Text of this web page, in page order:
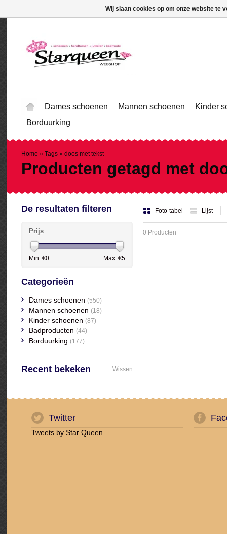
Dames schoenen Mannen schoenen
Kinder
Borduurking
Home » Tags » doos met tekst
Producten getagd met
Foto-tabel Lijst
0 Producten
De resultaten filteren
Prijs
Min: €0 Max: €5
Categorieën
Dames schoenen (550)
Mannen schoenen (18)
Kinder schoenen (87)
Badproducten (44)
Borduurking (177)
Recent bekeken Wissen
Twitter
Tweets by Star Queen
Wij slaan cookies op om onze website te